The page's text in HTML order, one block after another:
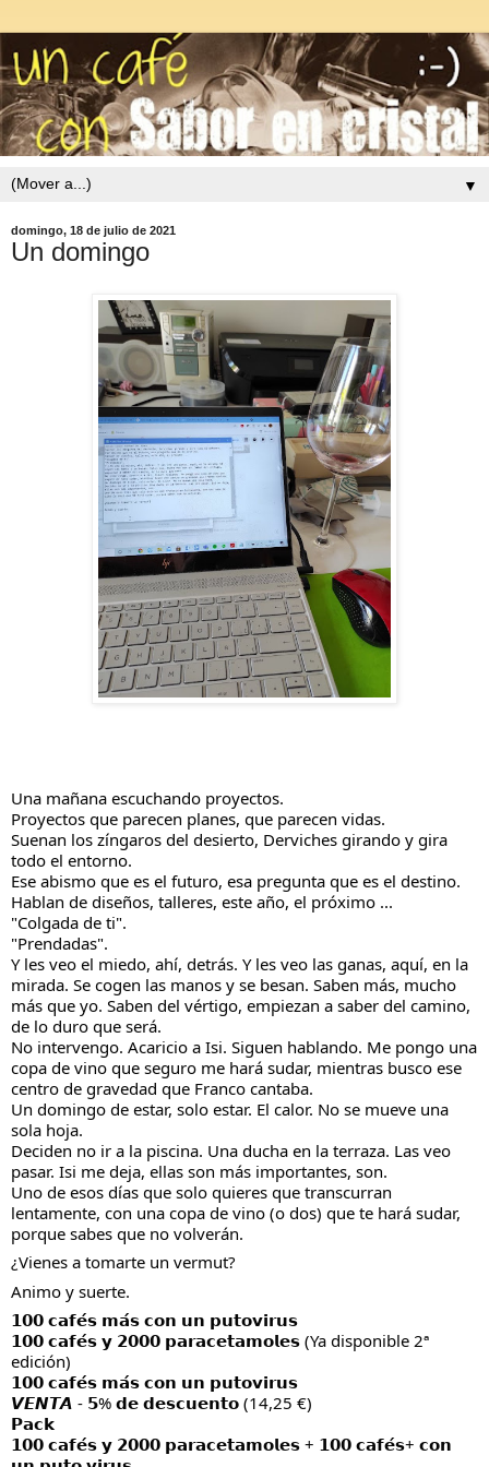
▼
domingo, 18 de julio de 2021
Un domingo
Una mañana escuchando proyectos.
Proyectos que parecen planes, que parecen vidas.
Suenan los zíngaros del desierto, Derviches girando y gira
todo el entorno.
Ese abismo que es el futuro, esa pregunta que es el destino.
Hablan de diseños, talleres, este año, el próximo ...
"Colgada de ti".
"Prendadas".
Y les veo el miedo, ahí, detrás. Y les veo las ganas, aquí, en la
mirada. Se cogen las manos y se besan. Saben más, mucho
más que yo. Saben del vértigo, empiezan a saber del camino,
de lo duro que será.
No intervengo. Acaricio a Isi. Siguen hablando. Me pongo una
copa de vino que seguro me hará sudar, mientras busco ese
centro de gravedad que Franco cantaba.
Un domingo de estar, solo estar. El calor. No se mueve una
sola hoja.
Deciden no ir a la piscina. Una ducha en la terraza. Las veo
pasar. Isi me deja, ellas son más importantes, son.
Uno de esos días que solo quieres que transcurran
lentamente, con una copa de vino (o dos) que te hará sudar,
porque sabes que no volverán.
¿Vienes a tomarte un vermut?
Animo y suerte.
𝟭𝟬𝟬 𝗰𝗮𝗳𝗲́𝘀 𝗺𝗮́𝘀 𝗰𝗼𝗻 𝘂𝗻 𝗽𝘂𝘁𝗼𝘃𝗶𝗿𝘂𝘀
𝟭𝟬𝟬 𝗰𝗮𝗳𝗲́𝘀 𝘆 𝟮𝟬𝟬𝟬 𝗽𝗮𝗿𝗮𝗰𝗲𝘁𝗮𝗺𝗼𝗹𝗲𝘀 (Ya disponible 2ª
edición)
𝟭𝟬𝟬 𝗰𝗮𝗳𝗲́𝘀 𝗺𝗮́𝘀 𝗰𝗼𝗻 𝘂𝗻 𝗽𝘂𝘁𝗼𝘃𝗶𝗿𝘂𝘀
𝙑𝙀𝙉𝙏𝘼 - 𝟱% 𝗱𝗲 𝗱𝗲𝘀𝗰𝘂𝗲𝗻𝘁𝗼 (14,25 €)
𝗣𝗮𝗰𝗸
𝟭𝟬𝟬 𝗰𝗮𝗳𝗲́𝘀 𝘆 𝟮𝟬𝟬𝟬 𝗽𝗮𝗿𝗮𝗰𝗲𝘁𝗮𝗺𝗼𝗹𝗲𝘀 + 𝟭𝟬𝟬 𝗰𝗮𝗳𝗲́𝘀+ 𝗰𝗼𝗻